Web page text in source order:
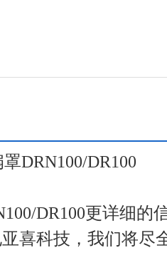
DRN100/DR100
DR100更详细的
喜科技，我们将尽